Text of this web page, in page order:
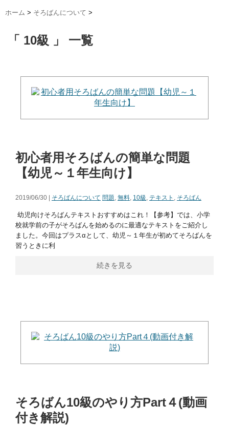
ホーム > そろばんについて >
「 10級 」 一覧
初心者用そろばんの簡単な問題
【幼児～１年生向け】
2019/06/30 | そろばんについて 問題, 無料, 10級, テキスト , そろばん
幼児向けそろばんテキストおすすめはこれ！【参考】では、小学
校就学前の子がそろばんを始めるのに最適なテキストをご紹介し
ました。今回はプラスαとして、幼児～１年生が初めてそろばんを
習うときに利
続きを見る
そろばん10級のやり方Part４(動画
付き解説)